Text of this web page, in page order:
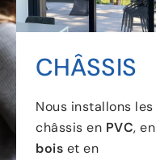
CHÂSSIS
Nous installons les
châssis en PVC, en
bois et en